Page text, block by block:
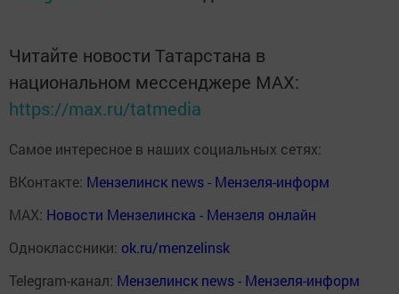
Читайте новости Татарстана в
национальном мессенджере MАХ:
https://max.ru/tatmedia
Самое интересное в наших социальных сетях:
ВКонтакте: Мензелинск news - Мензеля-информ
MAX: Новости Мензелинска - Мензеля онлайн
Одноклассники: ok.ru/menzelinsk
Telegram-канал: Мензелинск news - Мензеля-информ